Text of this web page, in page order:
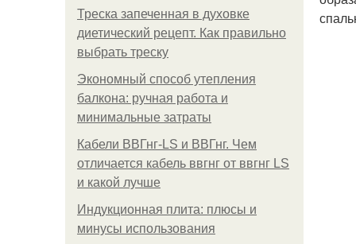
Треска запеченная в духовке
диетический рецепт. Как правильно
выбрать треску
Экономный способ утепления
балкона: ручная работа и
минимальные затраты
Кабели ВВГнг-LS и ВВГнг. Чем
отличается кабель ввгнг от ввгнг LS
и какой лучше
Индукционная плита: плюсы и
минусы использования